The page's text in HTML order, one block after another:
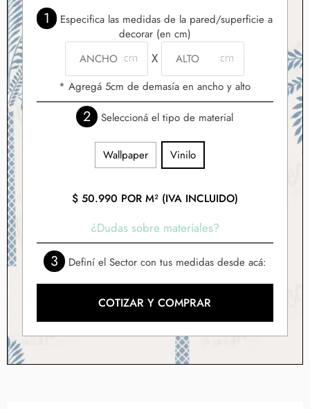
1
Especifica las medidas de la pared/superficie a
decorar (en cm)
X
* Agregá 5cm de demasía en ancho y alto
2 Seleccioná el tipo de material
Wallpaper Vinilo
$50.990 POR M² (IVA INCLUIDO)
¿Dudas sobre materiales?
3 Definí el Sector con tus medidas desde acá:
COTIZAR Y COMPRAR